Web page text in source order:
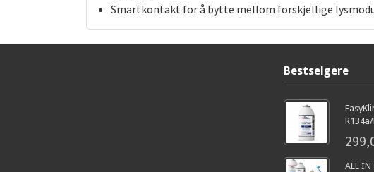
Smartkontakt for å bytte mellom forskjellige
Bestselgere
ALL IN